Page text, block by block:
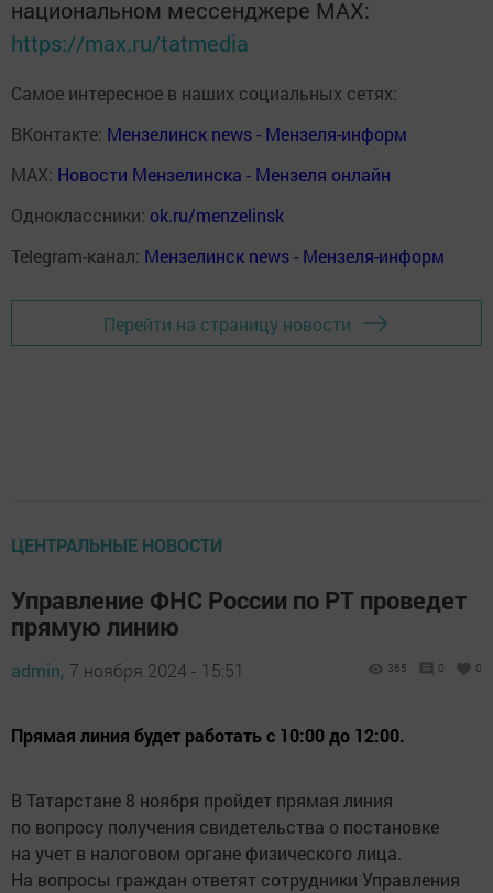
национальном мессенджере MАХ:
https://max.ru/tatmedia
Самое интересное в наших социальных сетях:
ВКонтакте: Мензелинск news - Мензеля-информ
MAX: Новости Мензелинска - Мензеля онлайн
Одноклассники: ok.ru/menzelinsk
Telegram-канал: Мензелинск news - Мензеля-информ
Перейти на страницу новости
ЦЕНТРАЛЬНЫЕ НОВОСТИ
Управление ФНС России по РТ проведет
прямую линию
admin, 7 ноября 2024 - 15:51 365 0 0
Прямая линия будет работать с 10:00 до 12:00.
В Татарстане 8 ноября пройдет прямая линия
по вопросу получения свидетельства о постановке
на учет в налоговом органе физического лица.
На вопросы граждан ответят сотрудники Управления